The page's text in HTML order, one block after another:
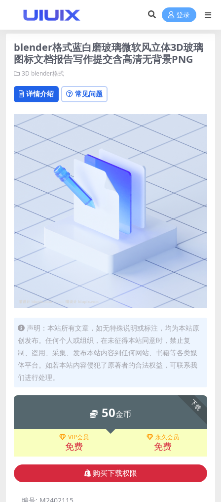
登录
blender格式蓝白磨玻璃微软风立体3D玻璃
图标文档报告写作提交含高清无背景PNG
3D blender格式
详情介绍 常见问题
声明：本站所有文章，如无特殊说明或标注，均为本站原
创发布。任何个人或组织，在未征得本站同意时，禁止复
制、盗用、采集、发布本站内容到任何网站、书籍等各类媒
体平台。如若本站内容侵犯了原著者的合法权益，可联系我
们进行处理。
下载
50金币
VIP会员
免费
永久会员
免费
购买下载权限